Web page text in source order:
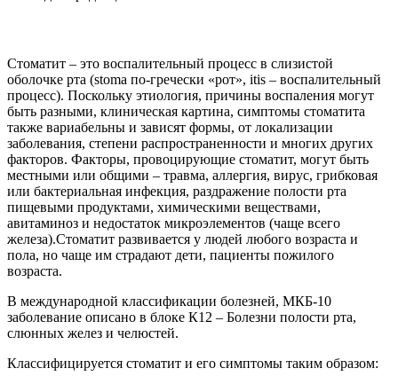
Стоматит – это воспалительный процесс в слизистой
оболочке рта (stoma по-гречески «рот», itis – воспалительный
процесс). Поскольку этиология, причины воспаления могут
быть разными, клиническая картина, симптомы стоматита
также вариабельны и зависят формы, от локализации
заболевания, степени распространенности и многих других
факторов. Факторы, провоцирующие стоматит, могут быть
местными или общими – травма, аллергия, вирус, грибковая
или бактериальная инфекция, раздражение полости рта
пищевыми продуктами, химическими веществами,
авитаминоз и недостаток микроэлементов (чаще всего
железа).Стоматит развивается у людей любого возраста и
пола, но чаще им страдают дети, пациенты пожилого
возраста.
В международной классификации болезней, МКБ-10
заболевание описано в блоке К12 – Болезни полости рта,
слюнных желез и челюстей.
Классифицируется стоматит и его симптомы таким образом: